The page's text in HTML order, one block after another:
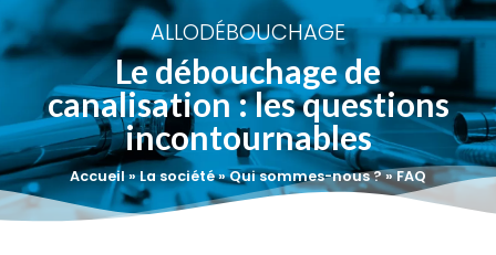
ALLODÉBOUCHAGE
Le débouchage de
canalisation : les questions
incontournables
Accueil»La société»Qui sommes-nous ?»FAQ